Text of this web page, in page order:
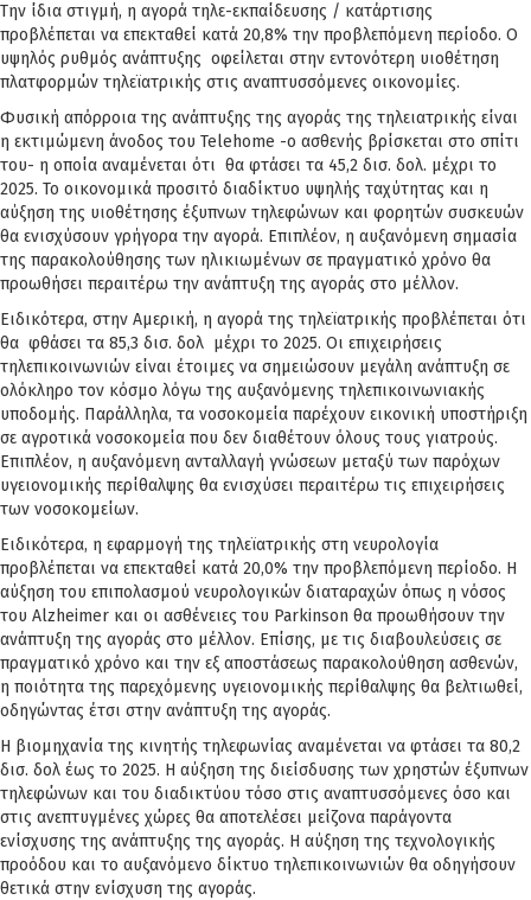
Την ίδια στιγμή, η αγορά τηλε-εκπαίδευσης / κατάρτισης
προβλέπεται να επεκταθεί κατά 20,8% την προβλεπόμενη περίοδο. Ο
υψηλός ρυθμός ανάπτυξης οφείλεται στην εντονότερη υιοθέτηση
πλατφορμών τηλεϊατρικής στις αναπτυσσόμενες οικονομίες.
Φυσική απόρροια της ανάπτυξης της αγοράς της τηλειατρικής είναι
η εκτιμώμενη άνοδος του Telehome -ο ασθενής βρίσκεται στο σπίτι
του- η οποία αναμένεται ότι θα φτάσει τα 45,2 δισ. δολ. μέχρι το
2025. Το οικονομικά προσιτό διαδίκτυο υψηλής ταχύτητας και η
αύξηση της υιοθέτησης έξυπνων τηλεφώνων και φορητών συσκευών
θα ενισχύσουν γρήγορα την αγορά. Επιπλέον, η αυξανόμενη σημασία
της παρακολούθησης των ηλικιωμένων σε πραγματικό χρόνο θα
προωθήσει περαιτέρω την ανάπτυξη της αγοράς στο μέλλον.
Ειδικότερα, στην Αμερική, η αγορά της τηλεϊατρικής προβλέπεται ότι
θα φθάσει τα 85,3 δισ. δολ μέχρι το 2025. Οι επιχειρήσεις
τηλεπικοινωνιών είναι έτοιμες να σημειώσουν μεγάλη ανάπτυξη σε
ολόκληρο τον κόσμο λόγω της αυξανόμενης τηλεπικοινωνιακής
υποδομής. Παράλληλα, τα νοσοκομεία παρέχουν εικονική υποστήριξη
σε αγροτικά νοσοκομεία που δεν διαθέτουν όλους τους γιατρούς.
Επιπλέον, η αυξανόμενη ανταλλαγή γνώσεων μεταξύ των παρόχων
υγειονομικής περίθαλψης θα ενισχύσει περαιτέρω τις επιχειρήσεις
των νοσοκομείων.
Ειδικότερα, η εφαρμογή της τηλεϊατρικής στη νευρολογία
προβλέπεται να επεκταθεί κατά 20,0% την προβλεπόμενη περίοδο. Η
αύξηση του επιπολασμού νευρολογικών διαταραχών όπως η νόσος
του Alzheimer και οι ασθένειες του Parkinson θα προωθήσουν την
ανάπτυξη της αγοράς στο μέλλον. Επίσης, με τις διαβουλεύσεις σε
πραγματικό χρόνο και την εξ αποστάσεως παρακολούθηση ασθενών,
η ποιότητα της παρεχόμενης υγειονομικής περίθαλψης θα βελτιωθεί,
οδηγώντας έτσι στην ανάπτυξη της αγοράς.
Η βιομηχανία της κινητής τηλεφωνίας αναμένεται να φτάσει τα 80,2
δισ. δολ έως το 2025. Η αύξηση της διείσδυσης των χρηστών έξυπνων
τηλεφώνων και του διαδικτύου τόσο στις αναπτυσσόμενες όσο και
στις ανεπτυγμένες χώρες θα αποτελέσει μείζονα παράγοντα
ενίσχυσης της ανάπτυξης της αγοράς. Η αύξηση της τεχνολογικής
προόδου και το αυξανόμενο δίκτυο τηλεπικοινωνιών θα οδηγήσουν
θετικά στην ενίσχυση της αγοράς.